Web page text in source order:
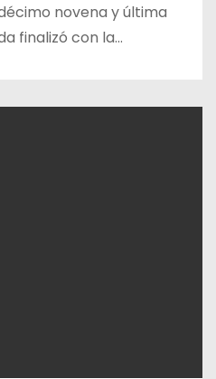
novena y última
finalizó con la…